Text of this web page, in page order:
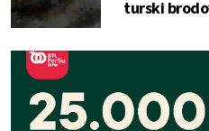
turski